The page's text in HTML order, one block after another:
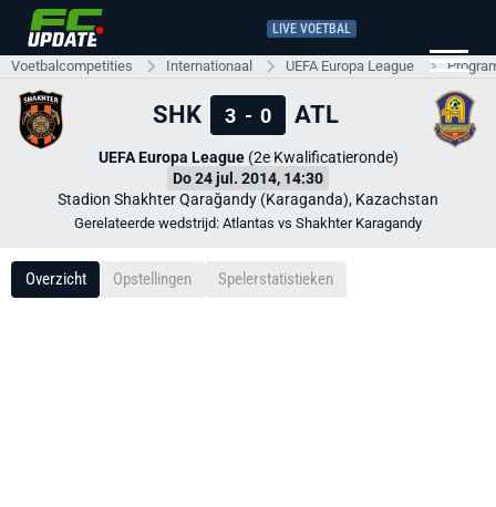
LIVE VOETBAL
Voetbalcompetities Internationaal UEFA Europa League
SHK 3 - 0 ATL
UEFA Europa League(2e Kwalificatieronde)
Do 24 jul. 2014, 14:30
Stadion Shakhter Qarağandy (Karaganda), Kazachstan
Gerelateerde wedstrijd: Atlantas vs Shakhter Karagandy
Overzicht Opstellingen Spelerstatistieken